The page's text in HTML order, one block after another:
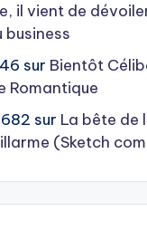
il vient de
business
sur Bientôt
Romantique
sur La bête de
(Sketch